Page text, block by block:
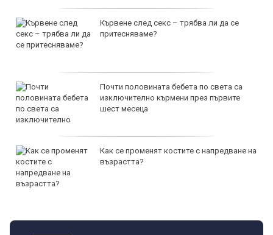
Кървене след секс – трябва ли да се
притесняваме?
Почти половината бебета по света са
изключително кърмени през първите
шест месеца
Как се променят костите с напредване на
възрастта?